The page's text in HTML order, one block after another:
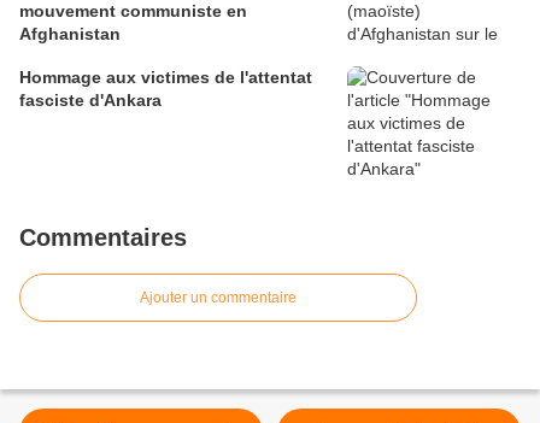
mouvement communiste en
Afghanistan
Hommage aux victimes de l'attentat
fasciste d'Ankara
Commentaires
Ajouter un commentaire